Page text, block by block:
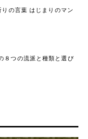
の言葉 はじまりのマン
８つの流派と種類と選び